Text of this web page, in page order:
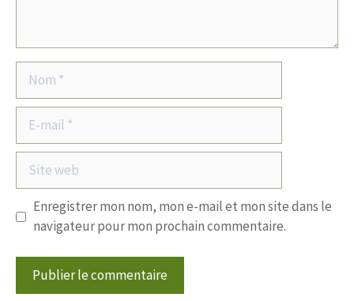
mail
Site
web
Enregistrer mon nom, mon e-mail et mon site dans le
navigateur pour mon prochain commentaire.